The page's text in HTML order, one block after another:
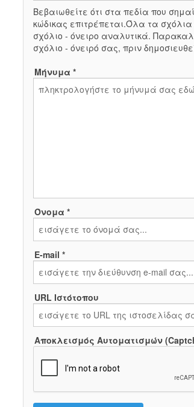
Βεβαιωθείτε ότι στα πεδία που
κώδικας επιτρέπεται.Όλα τα
σχόλιο - όνειρο αναλυτικά.
σχόλιο - όνειρό σας, πριν
Μήνυμα *
Όνομα *
E-mail *
URL Ιστότοπου
Αποκλεισμός Αυτοματισμών